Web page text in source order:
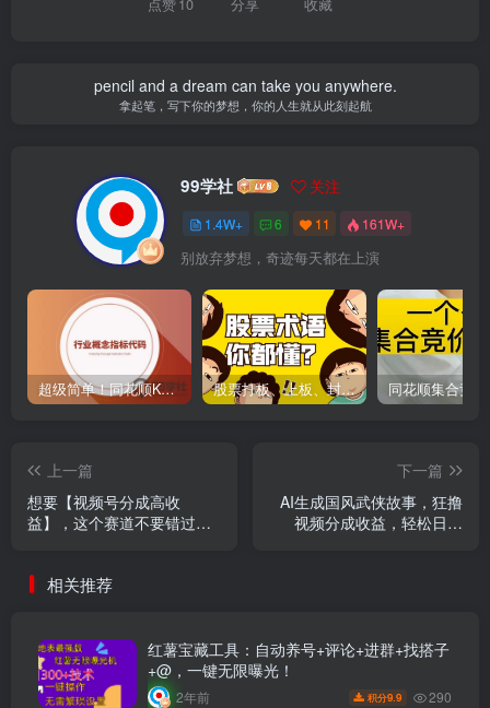
点赞10 分享 收藏
pencil and a dream can take you anywhere.
拿起笔，写下你的梦想，你的人生就从此刻起航
99学社 关注
1.4W+ 6 11 161W+
别放弃梦想，奇迹每天都在上演
超级简单！同花顺K线界面显示行业概念指标代码图解 股票打板、上板、封板、翘板、炸板是什么意思？炒股你必须懂的暗语！
上一篇
想要【视频号分成高收
益】，这个赛道不要错过，
下一篇
AI生成国风武侠故事，狂撸
视频分成收益，轻松日入
相关推荐
红薯宝藏工具：自动养号+评论+进群+找搭子
+@，一键无限曝光！
2年前 积分9.9 290